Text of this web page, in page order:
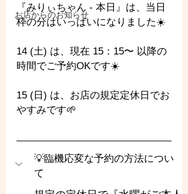
お店からのお知らせ
『みりぃちゃん - 本日』は、当日
枠の分はいっぱいになりました☀️
14 (土) は、現在 15：15〜 以降の
時間でご予約OKです☀️
15 (日) は、お店の規定定休日でお
やすみです🌱
💡臨機応変な予約の方法につい
て